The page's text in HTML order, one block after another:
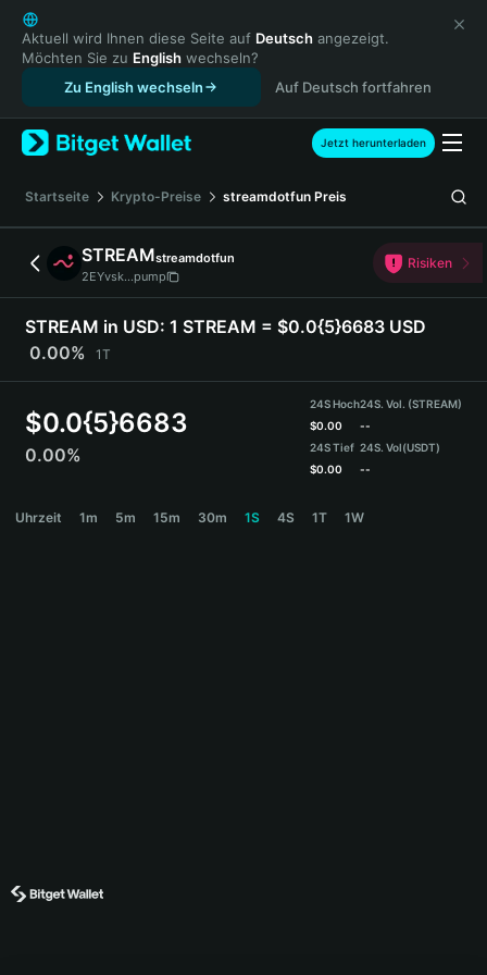
English
日本語
Tiếng Việt
Русский
Español (Latinoamérica)
Türkçe
Français
Deutsch
繁體中文
Português (Portugal)
Bahasa Indonesia
ภาษาไทย
हिन्दी
Español
Português (Brasil)
Aktuell wird Ihnen diese Seite auf Deutsch angezeigt.
Möchten Sie zu English wechseln?
Zu English wechseln
Auf Deutsch fortfahren
Jetzt herunterladen
Startseite Krypto-Preise streamdotfun Preis
STREAMstreamdotfun
2EYvsk...pump
Risiken
STREAM in USD: 1 STREAM = $0.0{5}6683 USD
0.00%
1T
$0.0{5}6683
0.00%
24S Hoch
$0.00
24S Tief
$0.00
24S. Vol. (STREAM)
--
24S. Vol(USDT)
--
Uhrzeit 1m 5m 15m 30m 1S 4S 1T 1W